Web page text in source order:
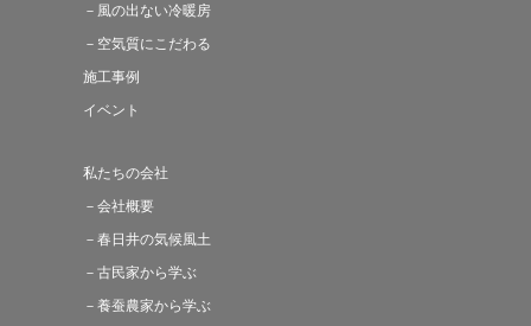
－風の出ない冷暖房
－空気質にこだわる
施工事例
イベント
私たちの会社
－会社概要
－春日井の気候風土
－古民家から学ぶ
－養蚕農家から学ぶ